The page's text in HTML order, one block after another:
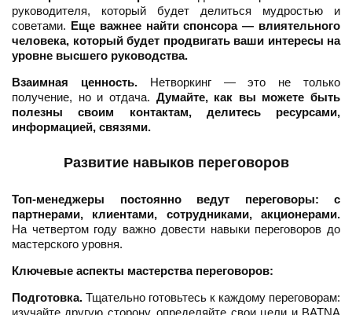
руководителя, который будет делиться мудростью и
советами. Еще важнее найти спонсора — влиятельного
человека, который будет продвигать ваши интересы на
уровне высшего руководства.
Взаимная ценность.Нетворкинг — это не только
получение, но и отдача. Думайте, как вы можете быть
полезны своим контактам, делитесь ресурсами,
информацией, связями.
Развитие навыков переговоров
Топ-менеджеры постоянно ведут переговоры: с
партнерами, клиентами, сотрудниками, акционерами.
На четвертом году важно довести навыки переговоров до
мастерского уровня.
Ключевые аспекты мастерства переговоров:
Подготовка. Тщательно готовьтесь к каждому переговорам: